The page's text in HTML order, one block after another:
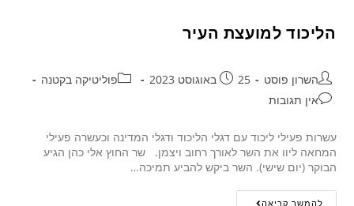
הליכוד למועצת העיר
השרון פוסט 25 באוגוסט 2023
פוליטיקה בקטנה
אין תגובות
עשרות פעילי ליכוד עם דגלי הליכוד ודגלי המדינה וכעשרה פעילי
המחאה ליוו את השר לאורך רחוב ויצמן. שר החוץ אלי כהן הגיע
הבוקר (יום שישי). השר ביקש להביע תמיכה…
להמשך קריאה